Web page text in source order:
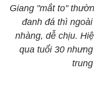
Giang "mắt to"
đanh đá thì
nhàng, dễ chịu.
qua tuổi 30